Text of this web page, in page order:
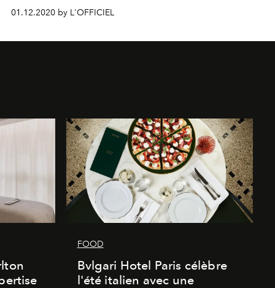
01.12.2020 by L'OFFICIEL
FOOD
Bvlgari Hotel Paris célèbre
l'été italien avec une